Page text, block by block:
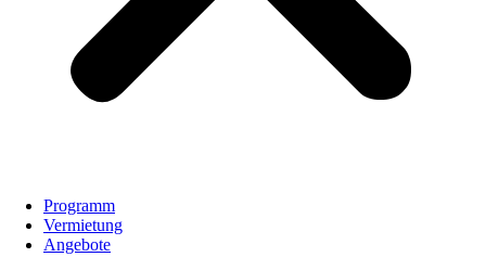
Programm
Vermietung
Angebote